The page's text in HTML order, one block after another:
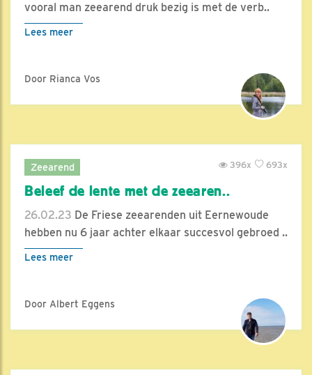
vooral man zeearend druk bezig is met de verb..
Lees meer
Door Rianca Vos
Zeearend 693x
396x
Beleef de lente met de zeearen..
26.02.23 De Friese zeearenden uit Eernewoude
hebben nu 6 jaar achter elkaar succesvol gebroed ..
Lees meer
Door Albert Eggens